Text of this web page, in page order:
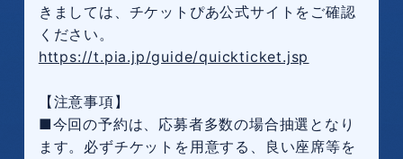
きましては、チケットぴあ公式サイトをご確認
ください。
https://t.pia.jp/guide/quickticket.jsp
【注意事項】
■今回の予約は、応募者多数の場合抽選となり
ます。必ずチケットを用意する、良い座席等を